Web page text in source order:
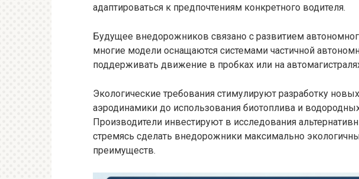
адаптироваться к предпочтениям конкретного водителя.
Будущее внедорожников связано с развитием
многие модели оснащаются системами частичной
поддерживать движение в пробках или на
Экологические требования стимулируют разработку
аэродинамики до использования биотоплива и
Производители инвестируют в исследования
стремясь сделать внедорожники максимально
преимуществ.